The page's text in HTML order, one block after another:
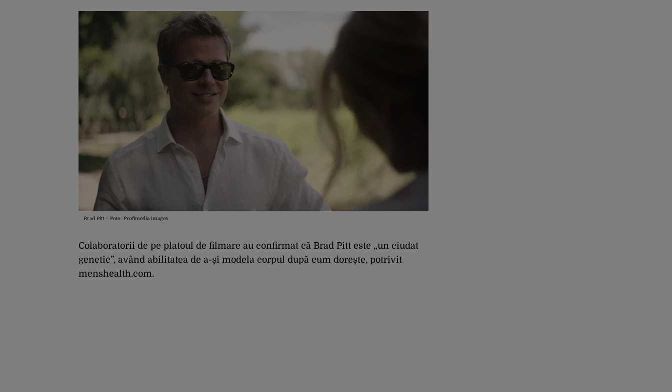
Brad Pitt – Foto: Profimedia images
Colaboratorii de pe platoul de filmare au confirmat că Brad Pitt este „un ciudat
genetic”, având abilitatea de a-și modela corpul după cum dorește, potrivit
menshealth.com.